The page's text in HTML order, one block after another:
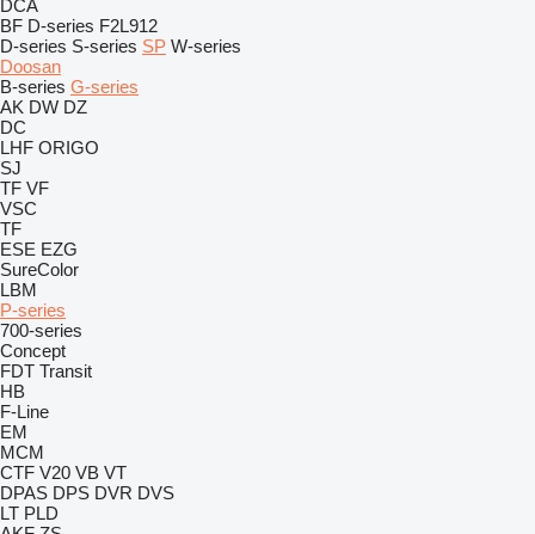
DCA
BF D-series F2L912
D-series S-series SP W-series
Doosan
B-series G-series
AK DW DZ
DC
LHF ORIGO
SJ
TF VF
VSC
TF
ESE EZG
SureColor
LBM
P-series
700-series
Concept
FDT Transit
HB
F-Line
EM
MCM
CTF V20 VB VT
DPAS DPS DVR DVS
LT PLD